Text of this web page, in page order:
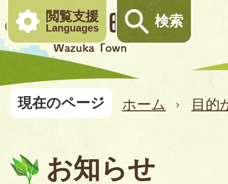
閲覧支援
Languages 検索
現在のページ ホーム 目的
お知らせ